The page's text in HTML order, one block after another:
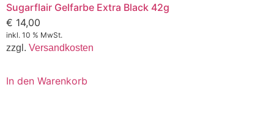
Sugarflair Gelfarbe Extra Black 42g
€ 14,00
inkl. 10 % MwSt.
zzgl. Versandkosten
In den Warenkorb